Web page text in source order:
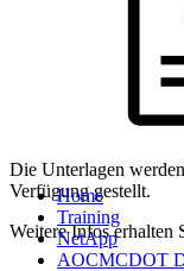
Die Unterlagen
Verfügung gestellt.
Weitere Infos erhalten
Home
Training
NetApp
AOCMCDOT